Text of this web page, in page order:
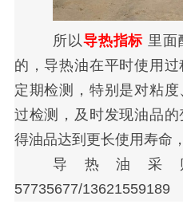
所以导热指标 里面
的，导热油在平时使用
定期检测，特别是对粘
过检测，及时发现油品
得油品达到更长使用寿命
导热油
57735677/13621559189